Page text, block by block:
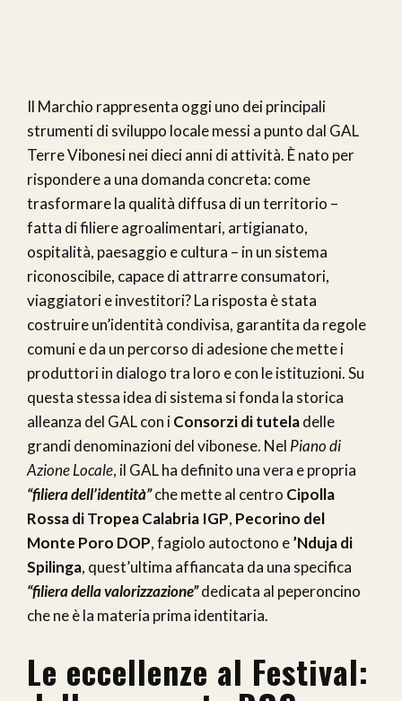
Il Marchio rappresenta oggi uno dei principali
strumenti di sviluppo locale messi a punto dal GAL
Terre Vibonesi nei dieci anni di attività. È nato per
rispondere a una domanda concreta: come
trasformare la qualità diffusa di un territorio –
fatta di filiere agroalimentari, artigianato,
ospitalità, paesaggio e cultura – in un sistema
riconoscibile, capace di attrarre consumatori,
viaggiatori e investitori? La risposta è stata
costruire un’identità condivisa, garantita da regole
comuni e da un percorso di adesione che mette i
produttori in dialogo tra loro e con le istituzioni. Su
questa stessa idea di sistema si fonda la storica
alleanza del GAL con iConsorzi di tuteladelle
grandi denominazioni del vibonese. Nel Piano di
Azione Locale, il GAL ha definito una vera e propria
“filiera dell’identità”che mette al centro Cipolla
Rossa di Tropea Calabria IGP, Pecorino del
Monte Poro DOP, fagiolo autoctono e’Nduja di
Spilinga, quest’ultima affiancata da una specifica
“filiera della valorizzazione”dedicata al peperoncino
che ne è la materia prima identitaria.
Le eccellenze al Festival: